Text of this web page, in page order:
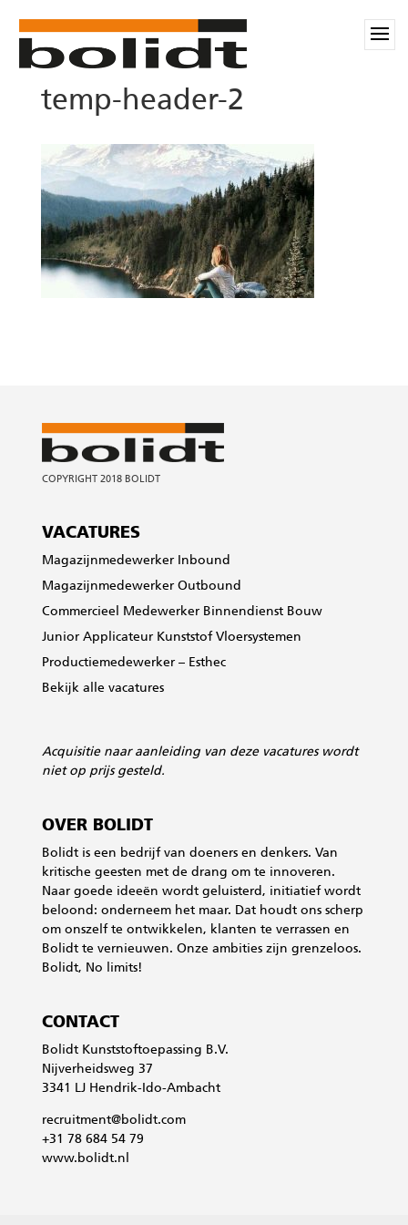
temp-header-2
VACATURES
Magazijnmedewerker Inbound
Magazijnmedewerker Outbound
Commercieel Medewerker Binnendienst Bouw
Junior Applicateur Kunststof Vloersystemen
Productiemedewerker – Esthec
Bekijk alle vacatures
Acquisitienaar aanleiding van deze vacatures wordt
niet op prijs gesteld.
OVER BOLIDT
Bolidt is een bedrijf van doeners en denkers. Van
kritische geesten met de drang om te innoveren.
Naar goede ideeën wordt geluisterd, initiatief wordt
beloond: onderneem het maar. Dat houdt ons scherp
om onszelf te ontwikkelen, klanten te verrassen en
Bolidt te vernieuwen. Onze ambities zijn grenzeloos.
Bolidt, No limits!
CONTACT
Bolidt Kunststoftoepassing B.V.
Nijverheidsweg 37
3341 LJ Hendrik-Ido-Ambacht
recruitment@bolidt.com
+31 78 684 54 79
www.bolidt.nl